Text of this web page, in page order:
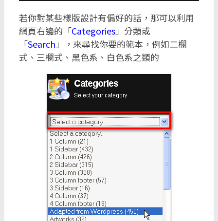
若你對某些樣版設計有偏好的話，那可以利用
網頁右邊的「Categories」分類或
「Search 」，來尋找你要的範本，例如二欄
式、三欄式、黑色系、白色系之類的